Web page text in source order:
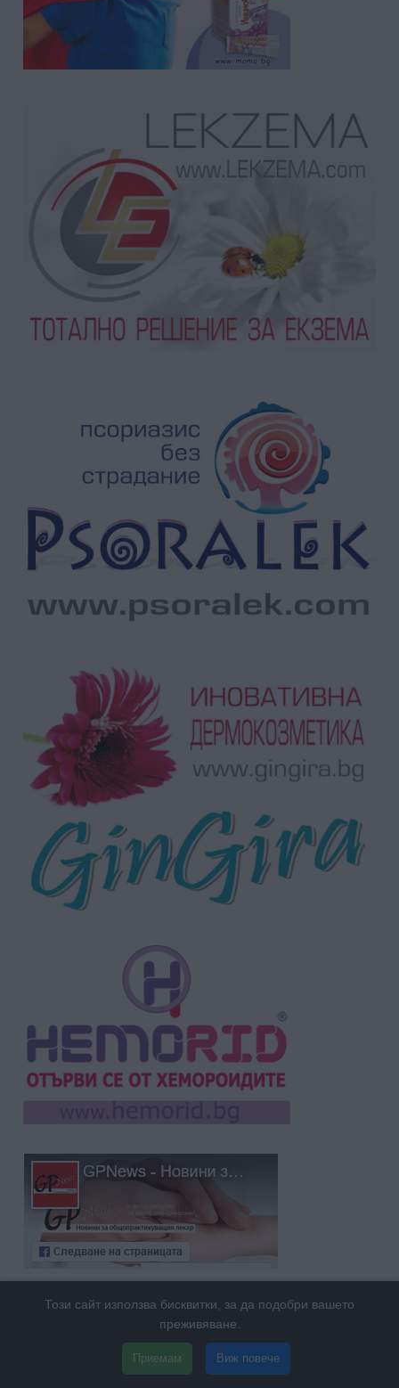
Този сайт използва бисквитки, за да подобри вашето
преживяване.
Приемам Виж повече